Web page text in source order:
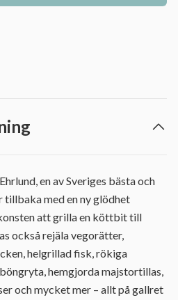
en av Sveriges bästa och
tillbaka med en ny glödhet
att grilla en köttbit till
också rejäla vegorätter,
helgrillad fisk, rökiga
hemgjorda majstortillas,
och mycket mer – allt på gallret